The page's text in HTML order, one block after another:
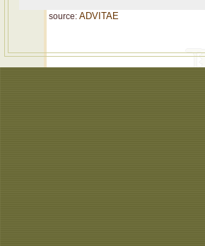
source: ADVITAE